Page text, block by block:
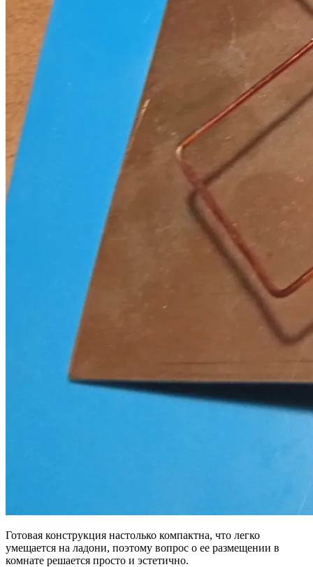
Готовая конструкция настолько компактна, что легко
умещается на ладони, поэтому вопрос о ее размещении в
комнате решается просто и эстетично.